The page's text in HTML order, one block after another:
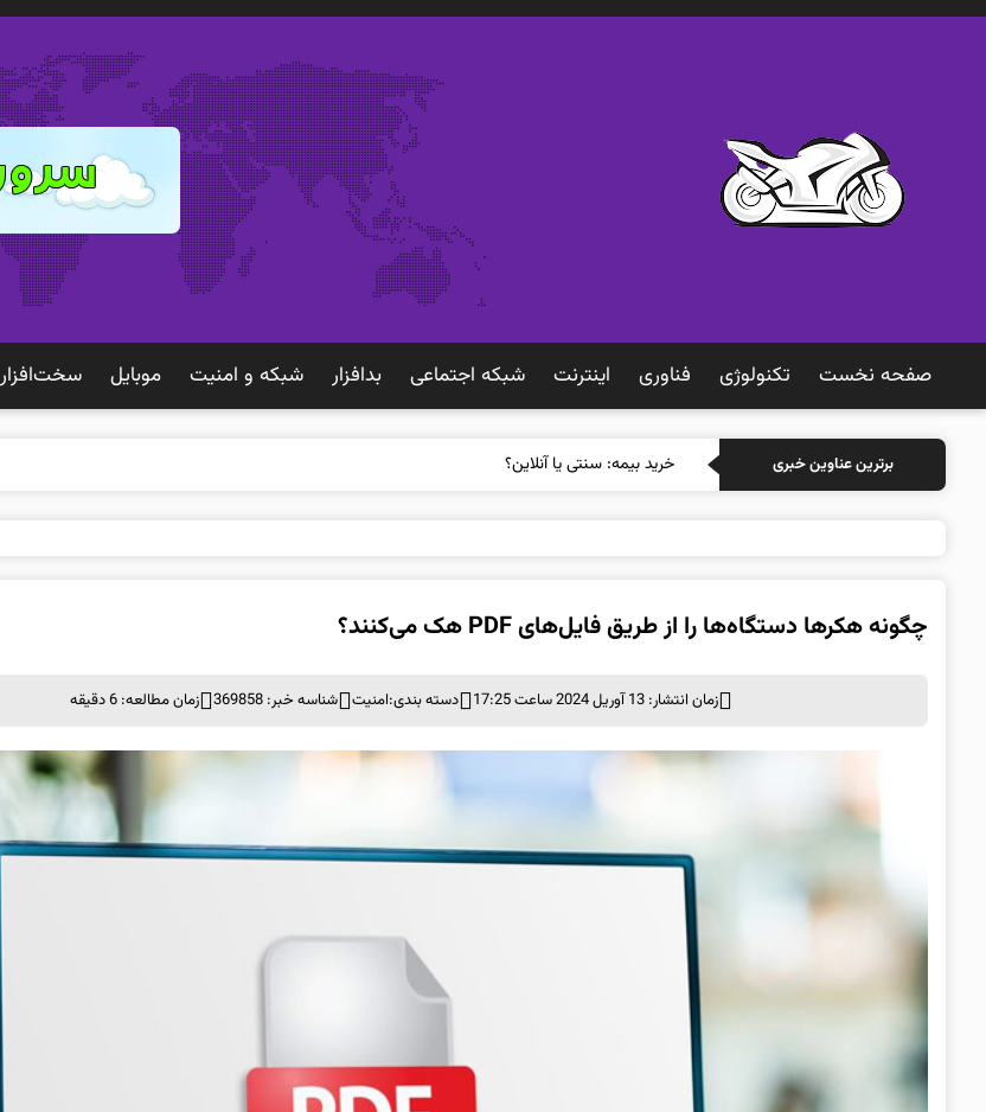
صفحه نخست تکنولوژی فناوری اينترنت شبكه اجتماعی بدافزار شبكه و امنيت موبايل سخت‌افزار
برترین عناوین خبری خرید بیمه: سنتی یا آنلاین؟ کدامیک تجربه بهتری
چگونه هکرها دستگاه‌ها را از طریق فایل‌های PDF هک می‌کنند؟
زمان انتشار: 13 آوریل 2024 ساعت 17:25 دسته بندی:امنيت شناسه خبر: 369858 زمان مطالعه: 6 دقیقه